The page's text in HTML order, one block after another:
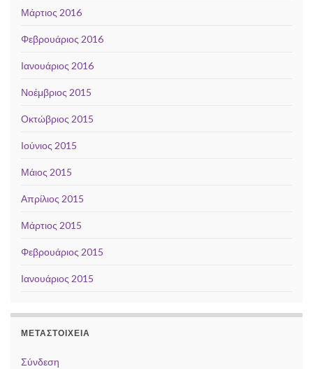
Μάρτιος 2016
Φεβρουάριος 2016
Ιανουάριος 2016
Νοέμβριος 2015
Οκτώβριος 2015
Ιούνιος 2015
Μάιος 2015
Απρίλιος 2015
Μάρτιος 2015
Φεβρουάριος 2015
Ιανουάριος 2015
ΜΕΤΑΣΤΟΙΧΕΊΑ
Σύνδεση